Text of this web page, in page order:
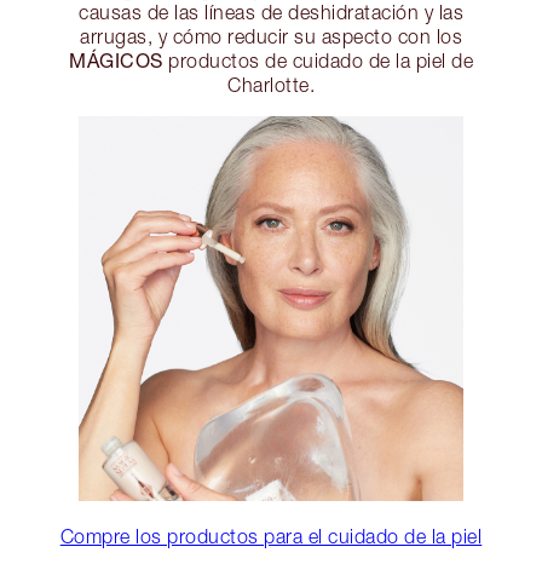
causas de las líneas de deshidratación y las
arrugas, y cómo reducir su aspecto con los
MÁGICOS productos de cuidado de la piel de
Charlotte.
Compre los productos para el cuidado de la piel